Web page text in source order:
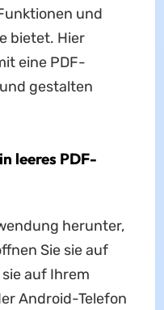
und
bietet. Hier
eine PDF-
gestalten
leeres PDF-
herunter,
Sie sie auf
auf Ihrem
Android-Telefon